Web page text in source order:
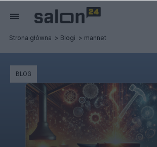
Strona główna Blogi mannet
BLOG